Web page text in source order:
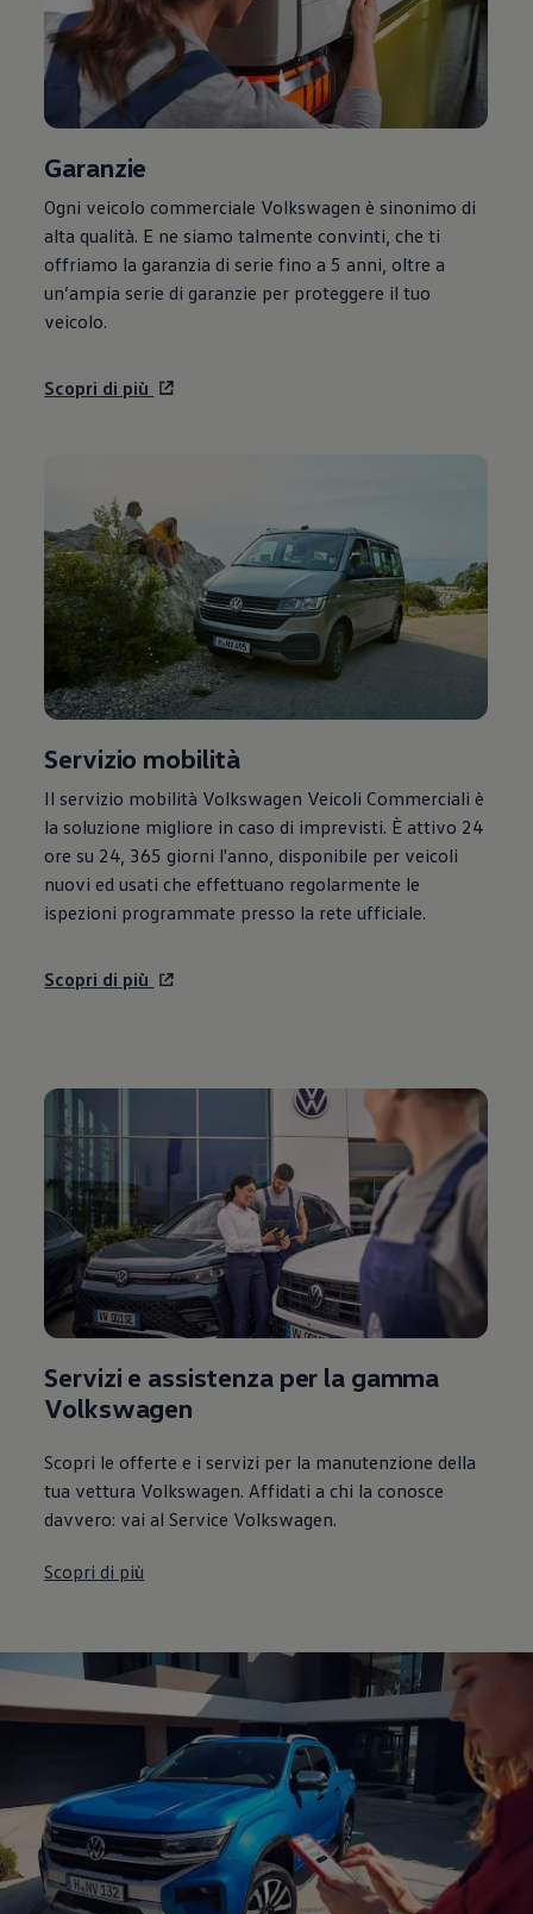
Garanzie
Ogni veicolo commerciale Volkswagen è sinonimo di
alta qualità. E ne siamo talmente convinti, che ti
offriamo la garanzia di serie fino a 5 anni, oltre a
un’ampia serie di garanzie per proteggere il tuo
veicolo.
Scopri di più
Servizio mobilità
Il servizio mobilità Volkswagen Veicoli Commerciali è
la soluzione migliore in caso di imprevisti. È attivo 24
ore su 24, 365 giorni l'anno, disponibile per veicoli
nuovi ed usati che effettuano regolarmente le
ispezioni programmate presso la rete ufficiale.
Scopri di più
Servizi e assistenza per la gamma
Volkswagen
Scopri le offerte e i servizi per la manutenzione della
tua vettura Volkswagen. Affidati a chi la conosce
davvero: vai al Service Volkswagen.
Scopri di più